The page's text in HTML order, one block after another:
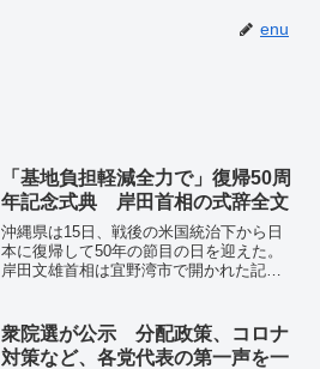
enu
「基地負担軽減全力で」復帰50周
年記念式典 岸田首相の式辞全文
沖縄県は15日、戦後の米国統治下から日
本に復帰して50年の節目の日を迎えた。
岸田文雄首相は宜野湾市で開かれた記念
した。在日米軍基地の負担軽減に「引き
続き、全力で取り組む」と強調した。
衆院選が公示 分配政策、コロナ
対策など、各党代表の第一声を一